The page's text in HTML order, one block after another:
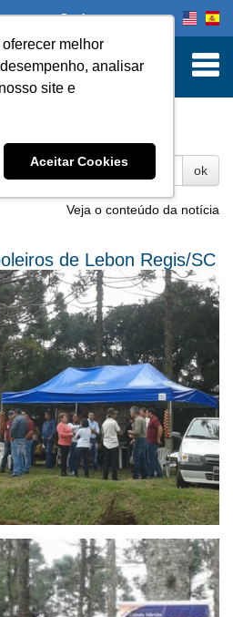
melhor
analisar
site e
Aceitar Cookies
Onde comprar
ok
de Lebon Regis/SC
Veja o conteúdo da notícia